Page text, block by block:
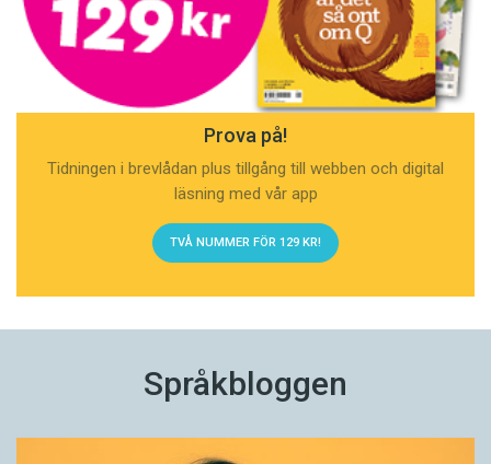
Prova på!
Tidningen i brevlådan plus tillgång till webben och digital
läsning med vår app
TVÅ NUMMER FÖR 129 KR!
Språkbloggen